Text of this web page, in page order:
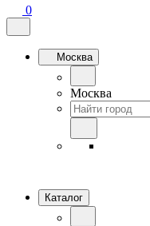
0
Москва
Москва
Каталог